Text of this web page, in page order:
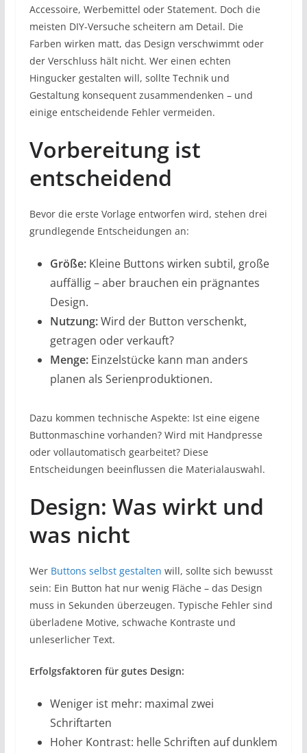
Accessoire, Werbemittel oder Statement. Doch die
meisten DIY-Versuche scheitern am Detail. Die
Farben wirken matt, das Design verschwimmt oder
der Verschluss hält nicht. Wer einen echten
Hingucker gestalten will, sollte Technik und
Gestaltung konsequent zusammendenken – und
einige entscheidende Fehler vermeiden.
Vorbereitung ist
entscheidend
Bevor die erste Vorlage entworfen wird, stehen drei
grundlegende Entscheidungen an:
Größe:Kleine Buttons wirken subtil, große
auffällig – aber brauchen ein prägnantes
Design.
Nutzung:Wird der Button verschenkt,
getragen oder verkauft?
Menge:Einzelstücke kann man anders
planen als Serienproduktionen.
Dazu kommen technische Aspekte: Ist eine eigene
Buttonmaschine vorhanden? Wird mit Handpresse
oder vollautomatisch gearbeitet? Diese
Entscheidungen beeinflussen die Materialauswahl.
Design: Was wirkt und
was nicht
Wer Buttons selbst gestalten will, sollte sich bewusst
sein: Ein Button hat nur wenig Fläche – das Design
muss in Sekunden überzeugen. Typische Fehler sind
überladene Motive, schwache Kontraste und
unleserlicher Text.
Erfolgsfaktoren für gutes Design:
Weniger ist mehr: maximal zwei
Schriftarten
Hoher Kontrast: helle Schriften auf dunklem